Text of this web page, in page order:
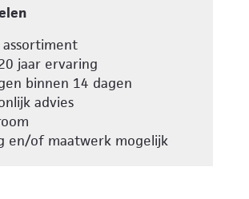
jaar ervaring
binnen 14 dagen
advies
en/of maatwerk mogelijk